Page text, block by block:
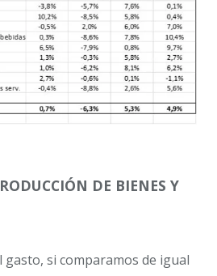
DE BIENES Y
gasto, si comparamos de igual